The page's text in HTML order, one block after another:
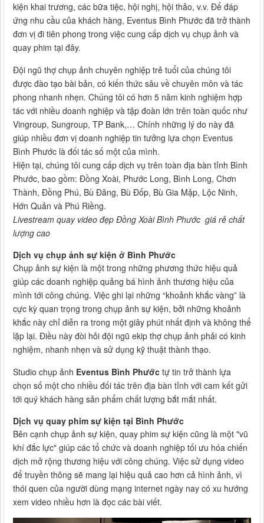
kiện khai trương, các bữa tiệc, hội nghị, hội thảo, v.v. Để đáp
ứng nhu cầu của khách hàng, Eventus Bình Phước đã trở thành
đơn vị đi tiên phong trong việc cung cấp dịch vụ chụp ảnh và
quay phim tại đây.
Đội ngũ thợ chụp ảnh chuyên nghiệp trẻ tuổi của chúng tôi
được đào tạo bài bản, có kiến thức sâu về chuyên môn và tác
phong nhanh nhẹn. Chúng tôi có hơn 5 năm kinh nghiệm hợp
tác với nhiều doanh nghiệp và tập đoàn lớn trên toàn quốc như
Vingroup, Sungroup, TP Bank,… Chính những lý do này đã
giúp nhiều đơn vị doanh nghiệp tin tưởng lựa chọn Eventus
Bình Phước là đối tác số một của mình.
Hiện tại, chúng tôi cung cấp dịch vụ trên toàn địa bàn tỉnh Bình
Phước, bao gồm: Đồng Xoài, Phước Long, Bình Long, Chơn
Thành, Đồng Phú, Bù Đăng, Bù Đốp, Bù Gia Mập, Lộc Ninh,
Hớn Quản và Phú Riềng.
Livestream quay video đẹp Đồng Xoài Bình Phước giá rẻ chất
lượng cao
Dịch vụ chụp ảnh sự kiện ở Bình Phước
Chụp ảnh sự kiện là một trong những phương thức hiệu quả
giúp các doanh nghiệp quảng bá hình ảnh thương hiệu của
mình tới công chúng. Việc ghi lại những “khoảnh khắc vàng” là
cực kỳ quan trọng trong chụp ảnh sự kiện, bởi những khoảnh
khắc này chỉ diễn ra trong một giây phút nhất định và không thể
lặp lại. Điều này đòi hỏi đội ngũ ekip thợ chụp ảnh phải có kinh
nghiệm, nhanh nhẹn và sử dụng kỹ thuật thành thạo.
Studio chụp ảnh Eventus Bình Phước tự tin trở thành lựa
chọn số một cho nhiều đối tác trên địa bàn tỉnh với cam kết gửi
tới quý khách hàng sản phẩm chất lượng bắt mắt nhất.
Dịch vụ quay phim sự kiện tại Bình Phước
Bên cạnh chụp ảnh sự kiện, quay phim sự kiện cũng là một "vũ
khí đắc lực" giúp các tổ chức và doanh nghiệp tối ưu hóa chiến
dịch mở rộng thương hiệu với công chúng. Việc sử dụng video
để truyền thông sẽ mang lại hiệu quả cao hơn cả hình ảnh, vì
thói quen của người dùng mạng internet ngày nay có xu hướng
xem video nhiều hơn là đọc các bài viết.